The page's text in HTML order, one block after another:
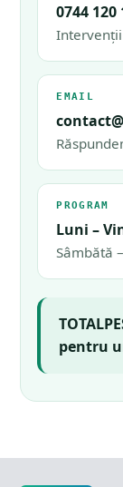
0744 120
EMAIL
PROGRAM
Luni –
Sâmbătă
pentru